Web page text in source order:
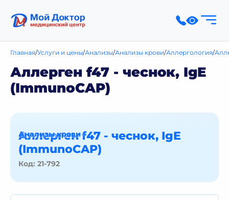
Главная Услуги и цены Анализы Анализы крови Аллергология
Аллерген f47 - чеснок, IgE
(ImmunoCAP)
Аллерген f47 - чеснок, IgE
(ImmunoCAP)
Код: 21-792
Анализы крови